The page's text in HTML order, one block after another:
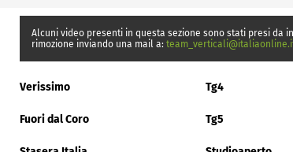
Alcuni video presenti in questa sezione sono stati presi
rimozione inviando una mail a:
Verissimo Tg4
Fuori dal Coro Tg5